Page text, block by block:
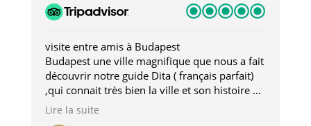
visite entre amis à Budapest
Budapest une ville magnifique que nous a fait
découvrir notre guide Dita ( français parfait)
,qui connait très bien la ville et son histoire et
qui nous a permis d'accéder à des lieux
Lire la suite